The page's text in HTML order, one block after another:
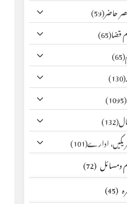
(59)
(65)
(65)
(130)
(1095)
(132)
(101)
(72)
(45)